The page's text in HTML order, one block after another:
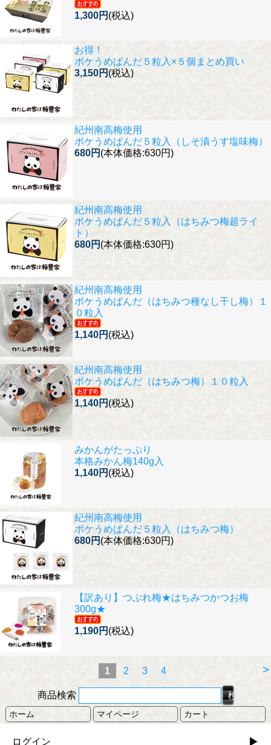
1,300円 (税込)
お得！
ポケうめぱんだ５粒入×５個まとめ買い
3,150円 (税込)
紀州南高梅使用
ポケうめぱんだ５粒入（しそ漬うす塩味梅）
680円 (本体価格:630円)
紀州南高梅使用
ポケうめぱんだ５粒入（はちみつ梅超ライ
ト）
680円 (本体価格:630円)
紀州南高梅使用
ポケうめぱんだ（はちみつ種なし干し梅）１
０粒入
1,140円 (税込)
紀州南高梅使用
ポケうめぱんだ（はちみつ梅）１０粒入
1,140円 (税込)
みかんがたっぷり
本格みかん梅140g入
1,140円 (税込)
紀州南高梅使用
ポケうめぱんだ５粒入（はちみつ梅）
680円 (本体価格:630円)
【訳あり】 つぶれ梅★はちみつかつお梅
300g★
1,190円 (税込)
>
1 2 3 4
商品検索
ホーム マイページ カート
ログイン